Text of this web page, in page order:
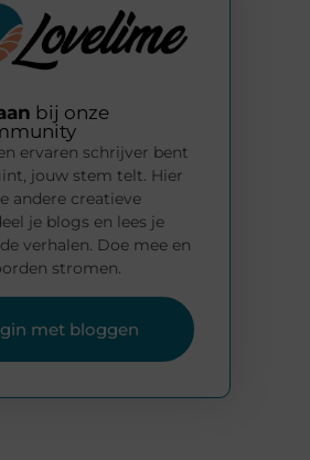
bij onze
ervaren schrijver bent
jouw stem telt. Hier
andere creatieve
je blogs en lees je
verhalen. Doe mee en
stromen.
met bloggen